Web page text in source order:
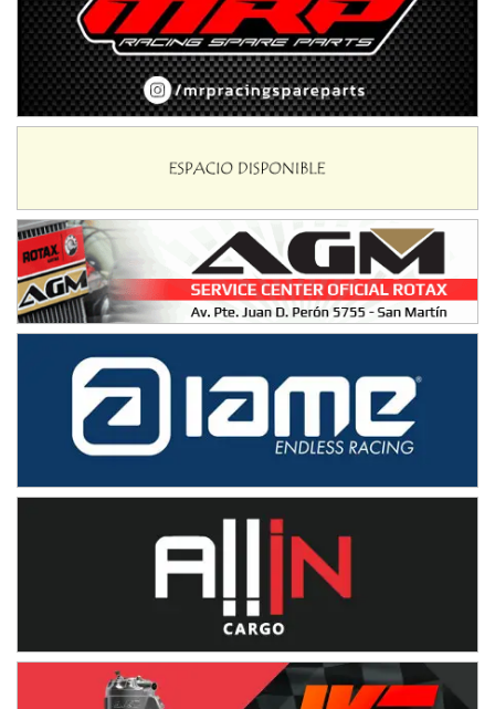
SUR SANTAFESINO - F4
José Samuel Sánchez (Tierra)
Rufino (Santa Fe)
TUCUMANO - F5
Juan Navarro (Asfalto)
COBERTURA ESPECIAL DE E-KART.COM.AR
IAME SERIES ARGENTINA 6
Ramiro Tot (Asfalto)
Baradero (Buenos Aires)
KDO - F6
Trenque Lauquen (Buenos Aires)
ENTRERRIANO - F6 (POSTERGADA)
Parque de la Velocidad (Asfalto)
Villaguay (Entre Ríos)
VICTORIENSE - F7
Moto Club Reginense (Tierra)
CSK - F7
Juventud Unida (Tierra)
Humboldt (Santa Fe)